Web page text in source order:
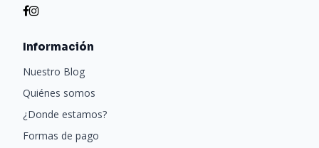
Información
Nuestro Blog
Quiénes somos
¿Donde estamos?
Formas de pago